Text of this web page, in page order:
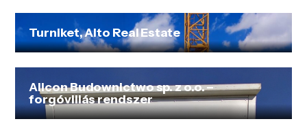
Turniket, Alto Real Estate
Allcon Budownictwo sp. z o.o. –
forgóvillás rendszer